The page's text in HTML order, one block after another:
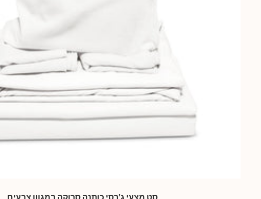
סט מצעי ג'רסי כותנה סרוקה במגוון צבעים